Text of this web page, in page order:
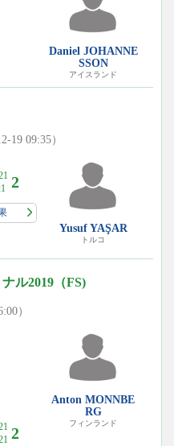
Daniel JOHANNE
SSON
アイスランド
19 09:35）
2
Yusuf YAŞAR
トルコ
ル2019（FS)
）
2
Anton MONNBE
RG
フィンランド